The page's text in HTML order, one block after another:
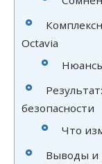
Octavia
безопасности
Что
Выводы и